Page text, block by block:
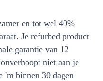
en tot wel 40%
Je refurbed product
garantie van 12
niet aan je
'm binnen 30 dagen